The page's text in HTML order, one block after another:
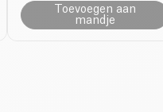
Toevoegen aan
mandje